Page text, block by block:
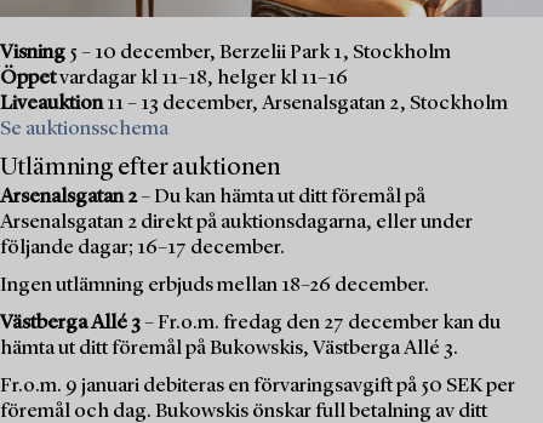
Visning 5 – 10 december, Berzelii Park 1, Stockholm
Öppetvardagar kl 11–18, helger kl 11–16
Liveauktion11 – 13 december, Arsenalsgatan 2, Stockholm
Se auktionsschema
Utlämning efter auktionen
Arsenalsgatan 2– Du kan hämta ut ditt föremål på
Arsenalsgatan 2 direkt på auktionsdagarna, eller under
följande dagar; 16–17 december.
Ingen utlämning erbjuds mellan 18–26 december.
Västberga Allé 3– Fr.o.m. fredag den 27 december kan du
hämta ut ditt föremål på Bukowskis, Västberga Allé 3.
Fr.o.m. 9 januari debiteras en förvaringsavgift på 50 SEK per
föremål och dag. Bukowskis önskar full betalning av ditt